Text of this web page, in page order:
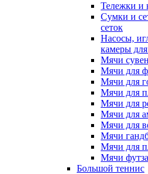
Тележки и
Сумки и
сеток
Насосы,
камеры
Мячи
Мячи для
Мячи для
Мячи для
Мячи для
Мячи для
Мячи для
Мячи
Мячи для
Мячи
Большой теннис